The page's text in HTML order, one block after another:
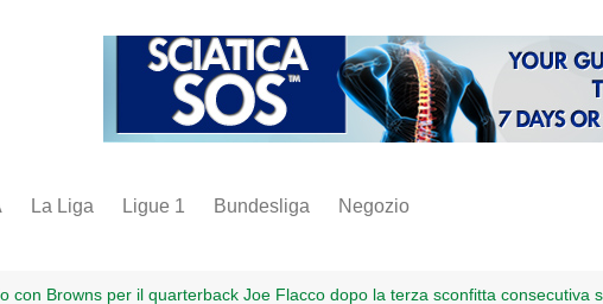
La Liga Ligue 1 Bundesliga Negozio
inter
con Browns per il quarterback Joe Flacco dopo la terza sconfitta consecutiva